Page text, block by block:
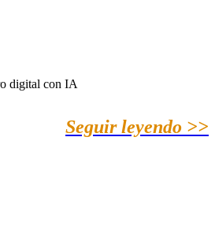
digital con IA
Seguir leyendo >>